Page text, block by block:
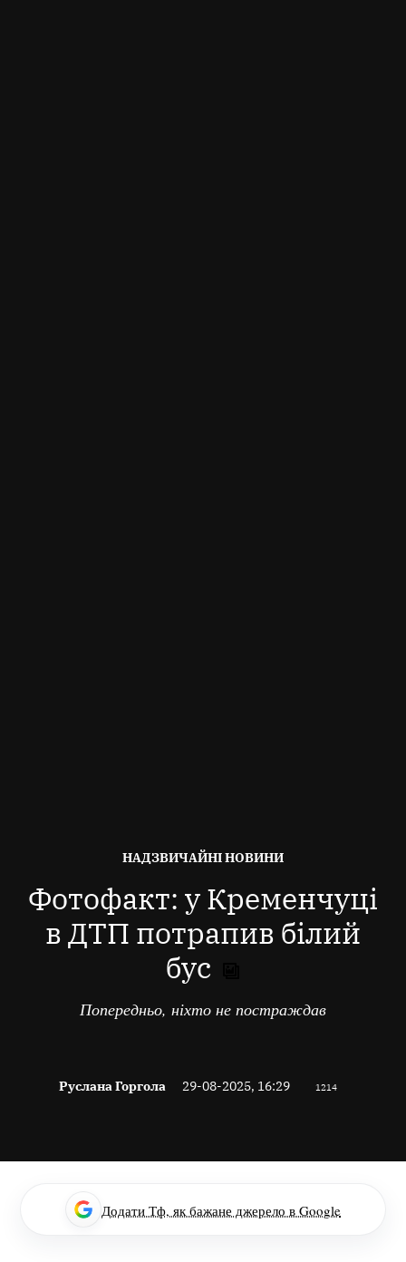
ОПУБЛІКОВАНО
НАДЗВИЧАЙНІ НОВИНИ
Фотофакт: у Кременчуці
в ДТП потрапив білий
бус
Попередньо, ніхто не постраждав
Руслана Горгола 29-08-2025, 16:29 1214
Додати Тф, як бажане джерело в Google